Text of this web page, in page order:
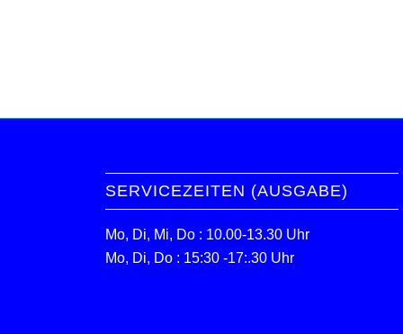
SERVICEZEITEN (AUSGABE)
Mo, Di, Mi, Do : 10.00-13.30 Uhr
Mo, Di, Do : 15:30 -17:.30 Uhr